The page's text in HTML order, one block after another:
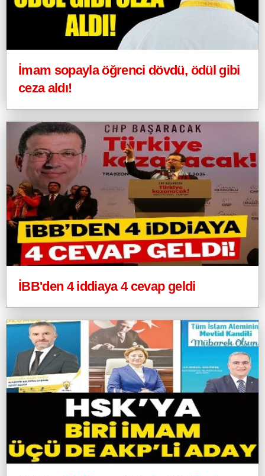
İmam sopayla öğrenci dövdü, ödül gibi
ceza aldı!
İBB'den 4 iddiaya 4 cevap geldi